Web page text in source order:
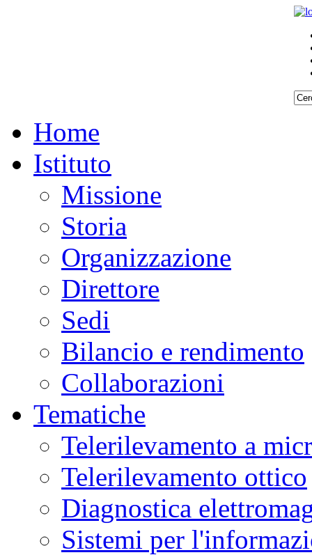
Home
Istituto
Missione
Storia
Organizzazione
Direttore
Sedi
Bilancio e rendimento
Collaborazioni
Tematiche
Telerilevamento a
Telerilevamento ottico
Diagnostica
Sistemi per